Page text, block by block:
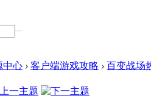
中心 › 客户端游戏攻略 › 百变战场